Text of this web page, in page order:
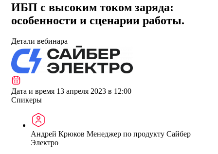
ИБП с высоким током заряда:
особенности и сценарии работы.
Детали вебинара
Дата и время 13 апреля 2023 в 12:00
Спикеры
Андрей Крюков Менеджер по продукту Сайбер
Электро